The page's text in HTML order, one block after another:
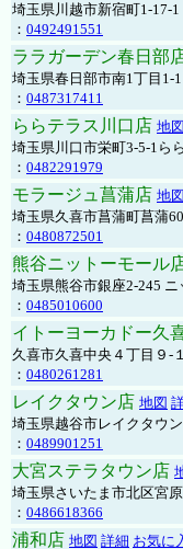
埼玉県川越市新宿町1-17-
： 0492491551
ララガーデン春日部
埼玉県春日部市南1丁目
： 0487317411
ららテラス川口店 地図
埼玉県川口市栄町3-5-1ら
： 0482291979
モラージュ菖蒲店 地図
埼玉県久喜市菖蒲町菖蒲
： 0480872501
熊谷ニットーモール
埼玉県熊谷市銀座2-245
： 0485010600
イトーヨーカドー久
久喜市久喜中央４丁目９-
： 0480261281
レイクタウン店 地図
埼玉県越谷市レイクタウ
： 0489901251
大宮ステラタウン店
埼玉県さいたま市北区宮
： 0486618366
浦和店 地図 詳細 お気に